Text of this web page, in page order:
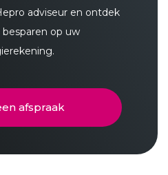
adviseur en ontdek
op uw
afspraak